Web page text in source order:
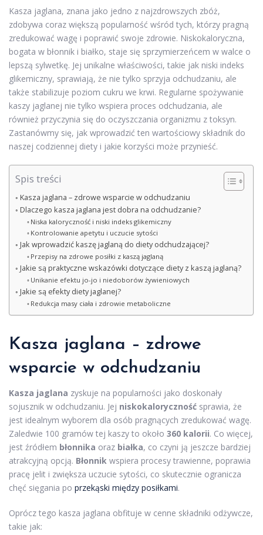
Kasza jaglana, znana jako jedno z najzdrowszych zbóż,
zdobywa coraz większą popularność wśród tych, którzy pragną
zredukować wagę i poprawić swoje zdrowie. Niskokaloryczna,
bogata w błonnik i białko, staje się sprzymierzeńcem w walce o
lepszą sylwetkę. Jej unikalne właściwości, takie jak niski indeks
glikemiczny, sprawiają, że nie tylko sprzyja odchudzaniu, ale
także stabilizuje poziom cukru we krwi. Regularne spożywanie
kaszy jaglanej nie tylko wspiera proces odchudzania, ale
również przyczynia się do oczyszczania organizmu z toksyn.
Zastanówmy się, jak wprowadzić ten wartościowy składnik do
naszej codziennej diety i jakie korzyści może przynieść.
Spis treści
Kasza jaglana – zdrowe wsparcie w odchudzaniu
Dlaczego kasza jaglana jest dobra na odchudzanie?
Niska kaloryczność i niski indeks glikemiczny
Kontrolowanie apetytu i uczucie sytości
Jak wprowadzić kaszę jaglaną do diety odchudzającej?
Przepisy na zdrowe posiłki z kaszą jaglaną
Jakie są praktyczne wskazówki dotyczące diety z kaszą jaglaną?
Unikanie efektu jo-jo i niedoborów żywieniowych
Jakie są efekty diety jaglanej?
Redukcja masy ciała i zdrowie metaboliczne
Kasza jaglana – zdrowe
wsparcie w odchudzaniu
Kasza jaglana zyskuje na popularności jako doskonały
sojusznik w odchudzaniu. Jej niskokaloryczność sprawia, że
jest idealnym wyborem dla osób pragnących zredukować wagę.
Zaledwie 100 gramów tej kaszy to około 360 kalorii. Co więcej,
jest źródłem błonnika oraz białka, co czyni ją jeszcze bardziej
atrakcyjną opcją. Błonnik wspiera procesy trawienne, poprawia
pracę jelit i zwiększa uczucie sytości, co skutecznie ogranicza
chęć sięgania po przekąski między posiłkami.
Oprócz tego kasza jaglana obfituje w cenne składniki odżywcze,
takie jak: